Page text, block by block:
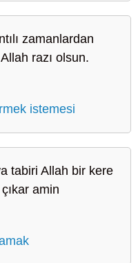
zamanlardan
razı olsun.
istemesi
tabiri Allah bir kere
amin